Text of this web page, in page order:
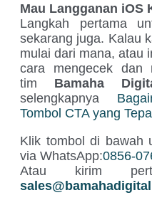
Mau Langganan iOS
Langkah pertama
sekarang juga. Kalau
mulai dari mana, atau
cara mengecek dan
tim Bamaha
selengkapnya
Tombol CTA yang
Klik tombol di bawah
via WhatsApp:0856-
Atau kirim